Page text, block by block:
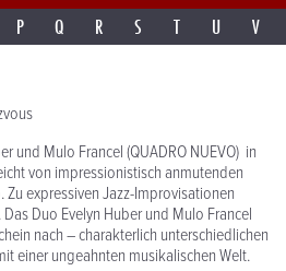
P Q R S T U V
und Mulo Francel (QUADRO NUEVO) in
von impressionistisch anmutenden
expressiven Jazz-Improvisationen
Duo Evelyn Huber und Mulo Francel
nach – charakterlich unterschiedlichen
einer ungeahnten musikalischen Welt.